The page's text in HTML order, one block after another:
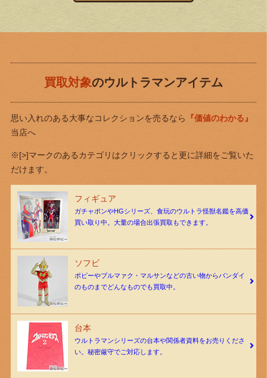
買取対象のウルトラマンアイテム
思い入れのある大事なコレクションを売るなら
『価値のわかる』
当店へ
※[>]マークのあるカテゴリはクリックすると更に詳細をご覧いた
だけます。
フィギュア
ガチャポンやHGシリーズ、食玩のウルトラ怪獣名鑑を高価
買い取り中。大量の場合出張買取もできます。
ソフビ
ポピーやブルマァク・マルサンなどの古い物からバンダイ
のものまでどんなものでも買取中。
台本
ウルトラマンシリーズの台本や関係者資料をお売りくださ
い。秘密厳守でご対応します。